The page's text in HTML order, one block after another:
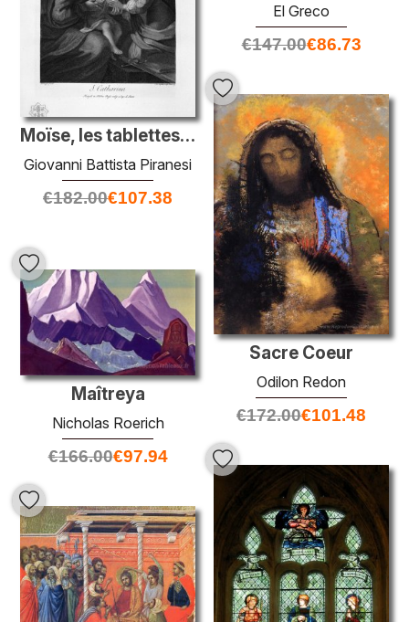
El Greco
€147.00€86.73
Moïse, les tablettes de la loi
Giovanni Battista Piranesi
€182.00€107.38
Sacre Coeur
Odilon Redon
€172.00€101.48
Maîtreya
Nicholas Roerich
€166.00€97.94